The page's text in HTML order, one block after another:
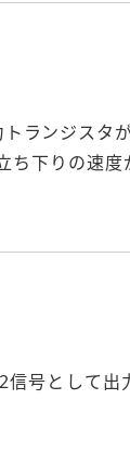
ランジスタ
下りの速
号として